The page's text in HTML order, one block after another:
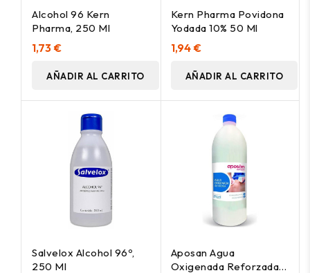
Alcohol 96 Kern
Pharma, 250 Ml
1,73 €
AÑADIR AL CARRITO
Kern Pharma Povidona
Yodada 10% 50 Ml
1,94 €
AÑADIR AL CARRITO
Salvelox Alcohol 96º,
250 Ml
Aposan Agua
Oxigenada Reforzada